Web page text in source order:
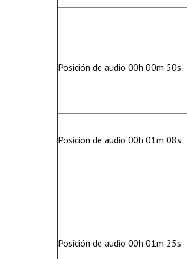
Posición de audio 00h 00m 50s
Posición de audio 00h 01m 08s
Posición de audio 00h 01m 25s